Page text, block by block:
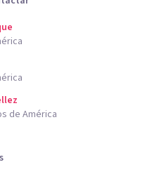
de América